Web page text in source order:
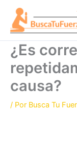
contenido
¿Es
causa?
/ Por Busca Tu